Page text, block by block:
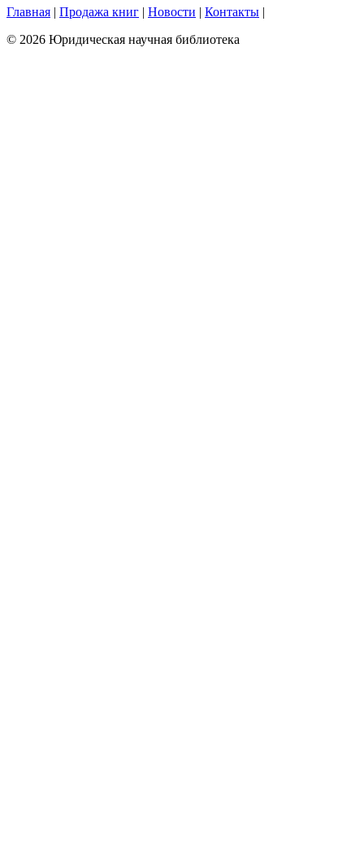
Главная | Продажа книг | Новости | Контакты |
© 2026 Юридическая научная библиотека